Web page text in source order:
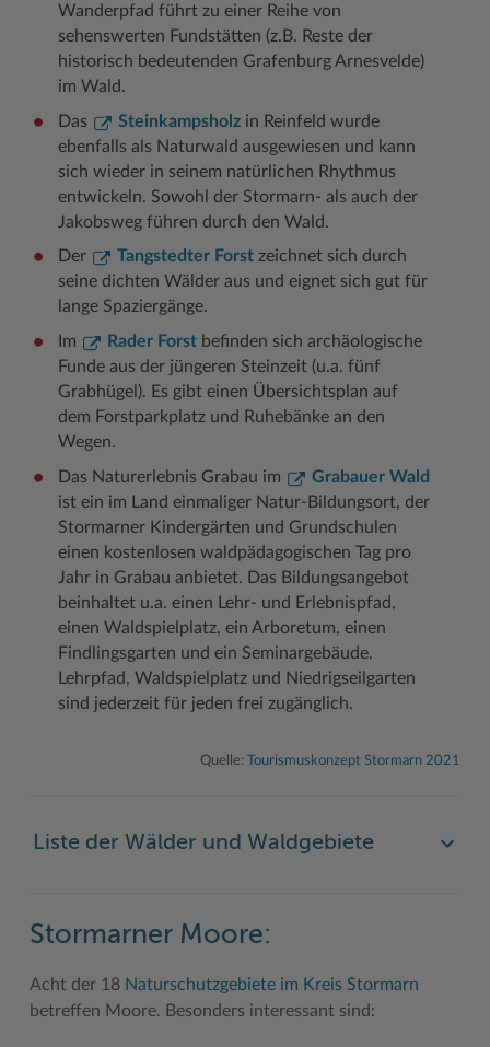
Wanderpfad führt zu einer Reihe von
sehenswerten Fundstätten (z.B. Reste der
historisch bedeutenden Grafenburg Arnesvelde)
im Wald.
Das
Steinkampsholz in Reinfeld wurde
ebenfalls als Naturwald ausgewiesen und kann
sich wieder in seinem natürlichen Rhythmus
entwickeln. Sowohl der Stormarn- als auch der
Jakobsweg führen durch den Wald.
Der
Tangstedter Forst zeichnet sich durch
seine dichten Wälder aus und eignet sich gut für
lange Spaziergänge.
Im
Rader Forst befinden sich archäologische
Funde aus der jüngeren Steinzeit (u.a. fünf
Grabhügel). Es gibt einen Übersichtsplan auf
dem Forstparkplatz und Ruhebänke an den
Wegen.
Das Naturerlebnis Grabau im
Grabauer Wald
ist ein im Land einmaliger Natur-Bildungsort, der
Stormarner Kindergärten und Grundschulen
einen kostenlosen waldpädagogischen Tag pro
Jahr in Grabau anbietet. Das Bildungsangebot
beinhaltet u.a. einen Lehr- und Erlebnispfad,
einen Waldspielplatz, ein Arboretum, einen
Findlingsgarten und ein Seminargebäude.
Lehrpfad, Waldspielplatz und Niedrigseilgarten
sind jederzeit für jeden frei zugänglich.
Quelle:Tourismuskonzept Stormarn 2021
Liste der Wälder und Waldgebiete
Stormarner Moore:
Acht der 18 Naturschutzgebiete im Kreis Stormarn
betreffen Moore. Besonders interessant sind: